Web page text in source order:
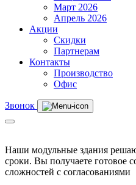
Март 2026
Апрель 2026
Акции
Скидки
Партнерам
Контакты
Производство
Офис
Звонок
Наши модульные здания
сроки. Вы получаете готовое
сложностей с согласованиями